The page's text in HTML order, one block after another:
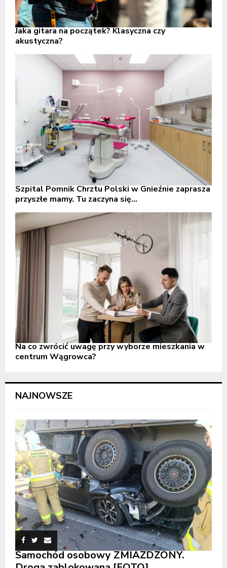
Jaka gitara na początek? Klasyczna czy
akustyczna?
Szpital Pomnik Chrztu Polski w Gnieźnie zaprasza
przyszłe mamy. Tu zaczyna się...
Na co zwrócić uwagę przy wyborze mieszkania w
centrum Wągrowca?
NAJNOWSZE
Samochód osobowy ZMIAŻDŻONY.